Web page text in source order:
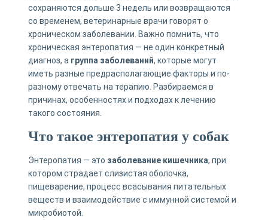
сохраняются дольше 3 недель или возвращаются
со временем, ветеринарные врачи говорят о
хроническом заболевании. Важно помнить, что
хроническая энтеропатия — не один конкретный
диагноз, а группа заболеваний, которые могут
иметь разные предрасполагающие факторы и по-
разному отвечать на терапию. Разбираемся в
причинах, особенностях и подходах к лечению
такого состояния.
Что такое энтеропатия у собак
Энтеропатия — это заболевание кишечника, при
котором страдает слизистая оболочка,
пищеварение, процесс всасывания питательных
веществ и взаимодействие с иммунной системой и
микробиотой.